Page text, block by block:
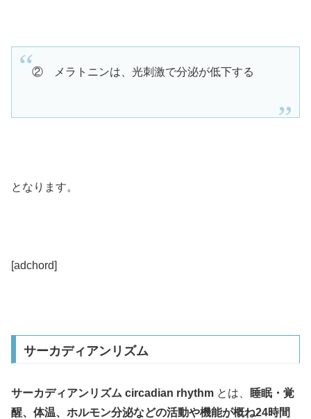
② メラトニンは、光刺激で分泌が低下する
となります。
[adchord]
サーカディアンリズム
サーカディアンリズム circadian rhythm とは、
睡眠・覚
醒、体温、ホルモン分泌などの活動や機能が概ね24時間